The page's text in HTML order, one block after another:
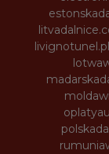
livignotunel.pl